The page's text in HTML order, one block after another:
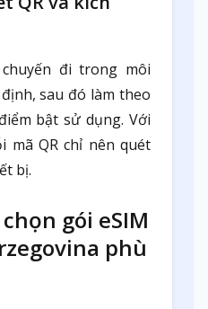
đi trong môi
sau đó làm theo
bật sử dụng. Với
mã QR chỉ nên quét
bị.
gói eSIM
phù